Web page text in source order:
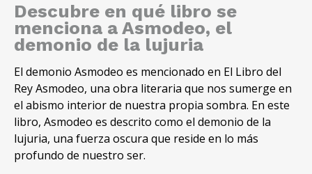
Descubre en qué libro se
menciona a Asmodeo, el
demonio de la lujuria
El demonio Asmodeo es mencionado en El Libro del
Rey Asmodeo, una obra literaria que nos sumerge en
el abismo interior de nuestra propia sombra. En este
libro, Asmodeo es descrito como el demonio de la
lujuria, una fuerza oscura que reside en lo más
profundo de nuestro ser.